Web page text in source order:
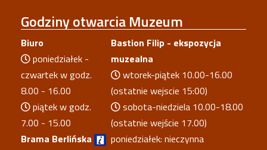
Godzinyotwarcia Muzeum
Biuro
poniedziałek -
czwartek w godz.
8.00 - 16.00
piątek w godz.
7.00 - 15.00
Brama Berlińska
Bastion Filip - ekspozycja
muzealna
wtorek-piątek 10.00-16.00
(ostatnie wejscie 15:00)
sobota-niedziela 10.00-18.00
(ostatnie wejście 17.00)
poniedziałek: nieczynna